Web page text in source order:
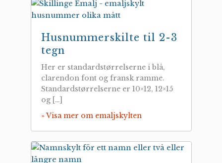
Husnummerskilte til 2-3
tegn
Her er standardstørrelserne i blå,
clarendon font og fransk ramme.
Standardstørrelserne er 10×12, 12×15
og […]
» Visa mer om emaljskylten